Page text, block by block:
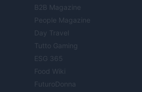
B2B Magazine
People Magazine
Day Travel
Tutto Gaming
ESG 365
Food Wiki
FuturoDonna